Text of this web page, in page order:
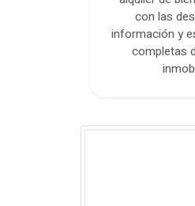
con las
información y
completas